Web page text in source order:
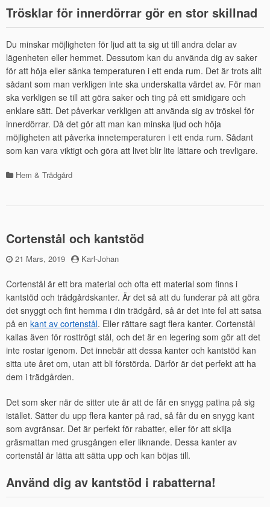
Trösklar för innerdörrar gör en stor skillnad
Du minskar möjligheten för ljud att ta sig ut till andra delar av
lägenheten eller hemmet. Dessutom kan du använda dig av saker
för att höja eller sänka temperaturen i ett enda rum. Det är trots allt
sådant som man verkligen inte ska underskatta värdet av. För man
ska verkligen se till att göra saker och ting på ett smidigare och
enklare sätt. Det påverkar verkligen att använda sig av tröskel för
innerdörrar. Då det gör att man kan minska ljud och höja
möjligheten att påverka innetemperaturen i ett enda rum. Sådant
som kan vara viktigt och göra att livet blir lite lättare och trevligare.
Kategorier
Hem & Trädgård
Cortenstål och kantstöd
Publicerad
21 Mars, 2019 by
Karl-Johan
Cortenstål är ett bra material och ofta ett material som finns i
kantstöd och trädgårdskanter. Är det så att du funderar på att göra
det snyggt och fint hemma i din trädgård, så är det inte fel att satsa
på en kant av cortenstål. Eller rättare sagt flera kanter. Cortenstål
kallas även för rosttrögt stål, och det är en legering som gör att det
inte rostar igenom. Det innebär att dessa kanter och kantstöd kan
sitta ute året om, utan att bli förstörda. Därför är det perfekt att ha
dem i trädgården.
Det som sker när de sitter ute är att de får en snygg patina på sig
istället. Sätter du upp flera kanter på rad, så får du en snygg kant
som avgränsar. Det är perfekt för rabatter, eller för att skilja
gräsmattan med grusgången eller liknande. Dessa kanter av
cortenstål är lätta att sätta upp och kan böjas till.
Använd dig av kantstöd i rabatterna!